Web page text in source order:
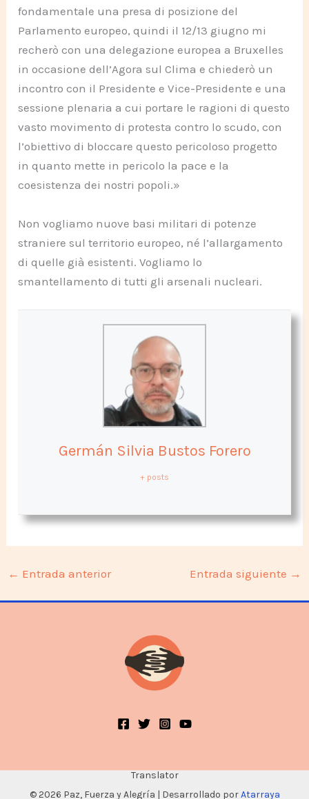
fondamentale una presa di posizione del
Parlamento europeo, quindi il 12/13 giugno mi
recherò con una delegazione europea a Bruxelles
in occasione dell’Agora sul Clima e chiederò un
incontro con il Presidente e Vice-Presidente e una
sessione plenaria a cui portare le ragioni di questo
vasto movimento di protesta contro lo scudo, con
l’obiettivo di bloccare questo pericoloso progetto
in quanto mette in pericolo la pace e la
coesistenza dei nostri popoli.»
Non vogliamo nuove basi militari di potenze
straniere sul territorio europeo, né l’allargamento
di quelle già esistenti. Vogliamo lo
smantellamento di tutti gli arsenali nucleari.
Germán Silvia Bustos Forero
+ posts
← Entrada anterior Entrada siguiente →
Translator
© 2026 Paz, Fuerza y Alegría | Desarrollado porAtarraya